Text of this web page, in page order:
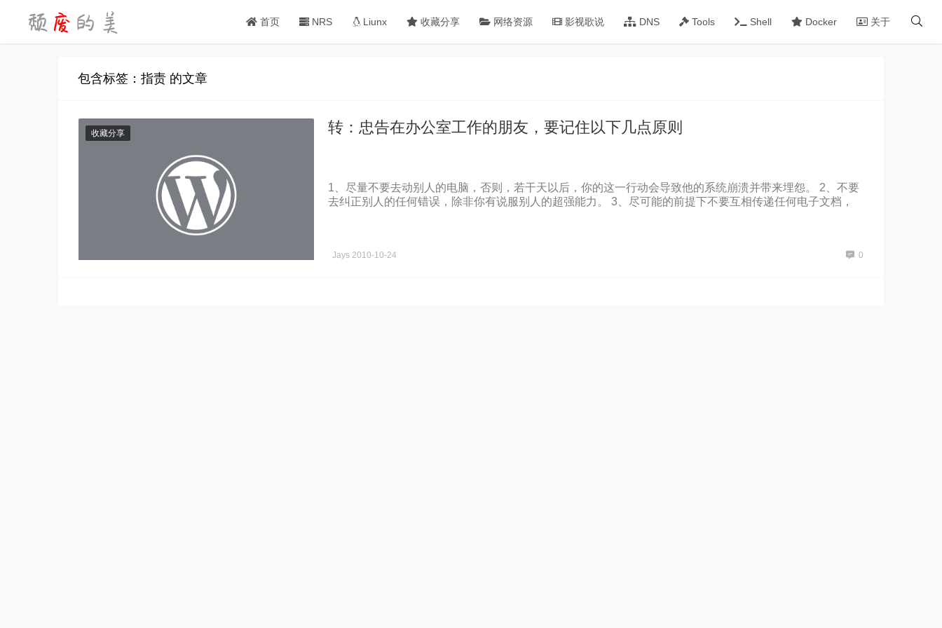
首页 NRS Liunx 收藏分享 网络资源 影视歌说 DNS Tools Shell Docker 关于
包含标签：指责 的文章
收藏分享 转：忠告在办公室工作的朋友，要记住以下几点原则
1、尽量不要去动别人的电脑，否则，若干天以后，你的这一行动会导致他的系统崩溃并带来埋怨。 2、不要
去纠正别人的任何错误，除非你有说服别人的超强能力。 3、尽可能的前提下不要互相传递任何电子文档，
Jays 2010-10-24 0